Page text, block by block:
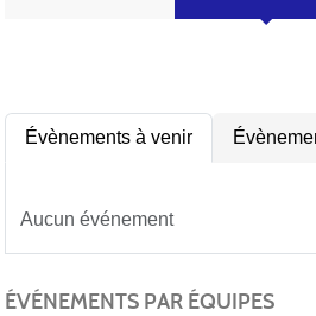
Évènements à venir
Aucun événement
ÉVÉNEMENTS PAR ÉQUIPES